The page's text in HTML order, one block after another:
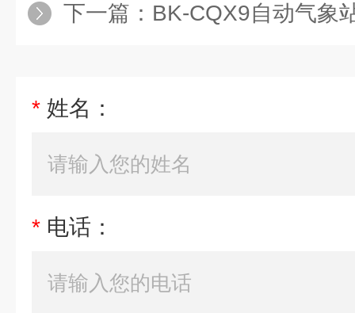
下一篇： BK-CQX9自动气象
* 姓名：
* 电话：